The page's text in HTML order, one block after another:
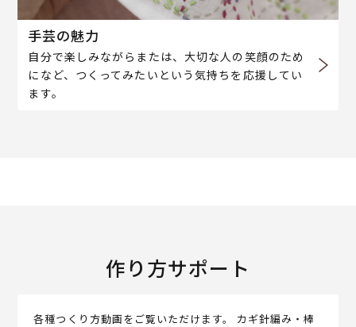
手芸の魅力
自分で楽しみながらまたは、大切な人の笑顔のため
になど、つくってみたいという気持ちを応援してい
ます。
作り方サポート
各種つくり方動画をご覧いただけます。 カギ針編み・棒